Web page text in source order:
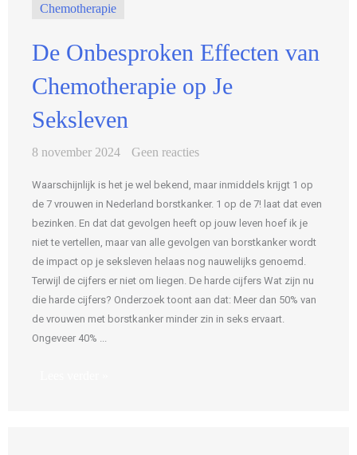
Chemotherapie
De Onbesproken Effecten van
Chemotherapie op Je
Seksleven
8 november 2024 Geen reacties
Waarschijnlijk is het je wel bekend, maar inmiddels krijgt 1 op
de 7 vrouwen in Nederland borstkanker. 1 op de 7! laat dat even
bezinken. En dat dat gevolgen heeft op jouw leven hoef ik je
niet te vertellen, maar van alle gevolgen van borstkanker wordt
de impact op je seksleven helaas nog nauwelijks genoemd.
Terwijl de cijfers er niet om liegen. De harde cijfers Wat zijn nu
die harde cijfers? Onderzoek toont aan dat: Meer dan 50% van
de vrouwen met borstkanker minder zin in seks ervaart.
Ongeveer 40% ...